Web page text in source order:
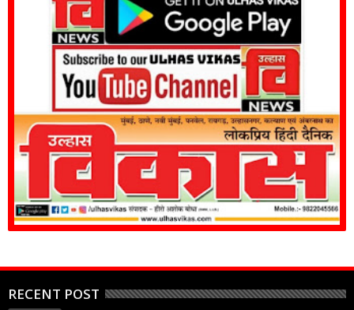
RECENT POST